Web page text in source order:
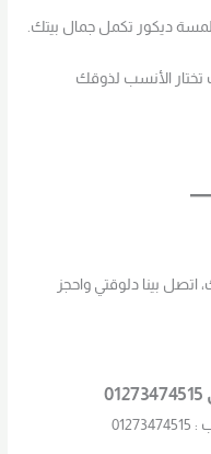
ديكور تكمل جمال بيتك.
الأنسب لذوقك
اتصل بينا دلوقتي واحجز